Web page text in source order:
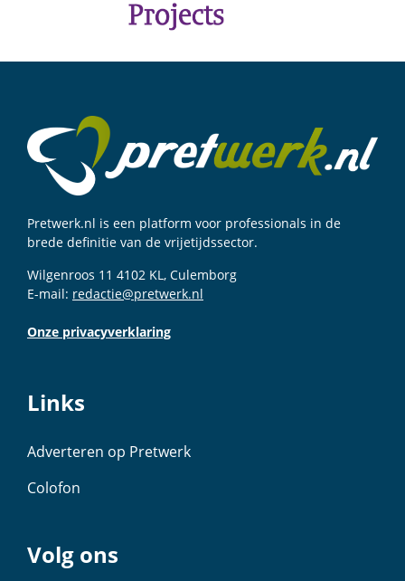
Pretwerk.nl is een platform voor professionals in de
brede definitie van de vrijetijdssector.
Wilgenroos 11 4102 KL, Culemborg
E-mail: redactie@pretwerk.nl
Onze privacyverklaring
Links
Adverteren op Pretwerk
Colofon
Volg ons